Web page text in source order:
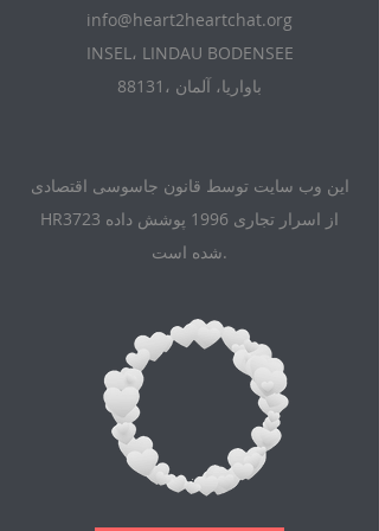
info@heart2heartchat.org
INSEL، LINDAU BODENSEE
88131، باواریا، آلمان
این وب سایت توسط قانون جاسوسی اقتصادی
HR3723 از اسرار تجاری 1996 پوشش داده
شده است.